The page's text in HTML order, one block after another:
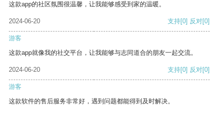
这款app的社区氛围很温馨，让我能够感受到家的温暖。
2024-06-20 支持[0] 反对[0]
游客
这款app就像我的社交平台，让我能够与志同道合的朋友一起交流。
2024-06-20 支持[0] 反对[0]
游客
这款软件的售后服务非常好，遇到问题都能得到及时解决。